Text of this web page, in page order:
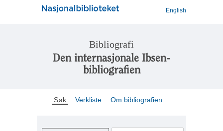
English
Bibliografi
Den internasjonale Ibsen-
bibliografien
Søk Verkliste Om bibliografien